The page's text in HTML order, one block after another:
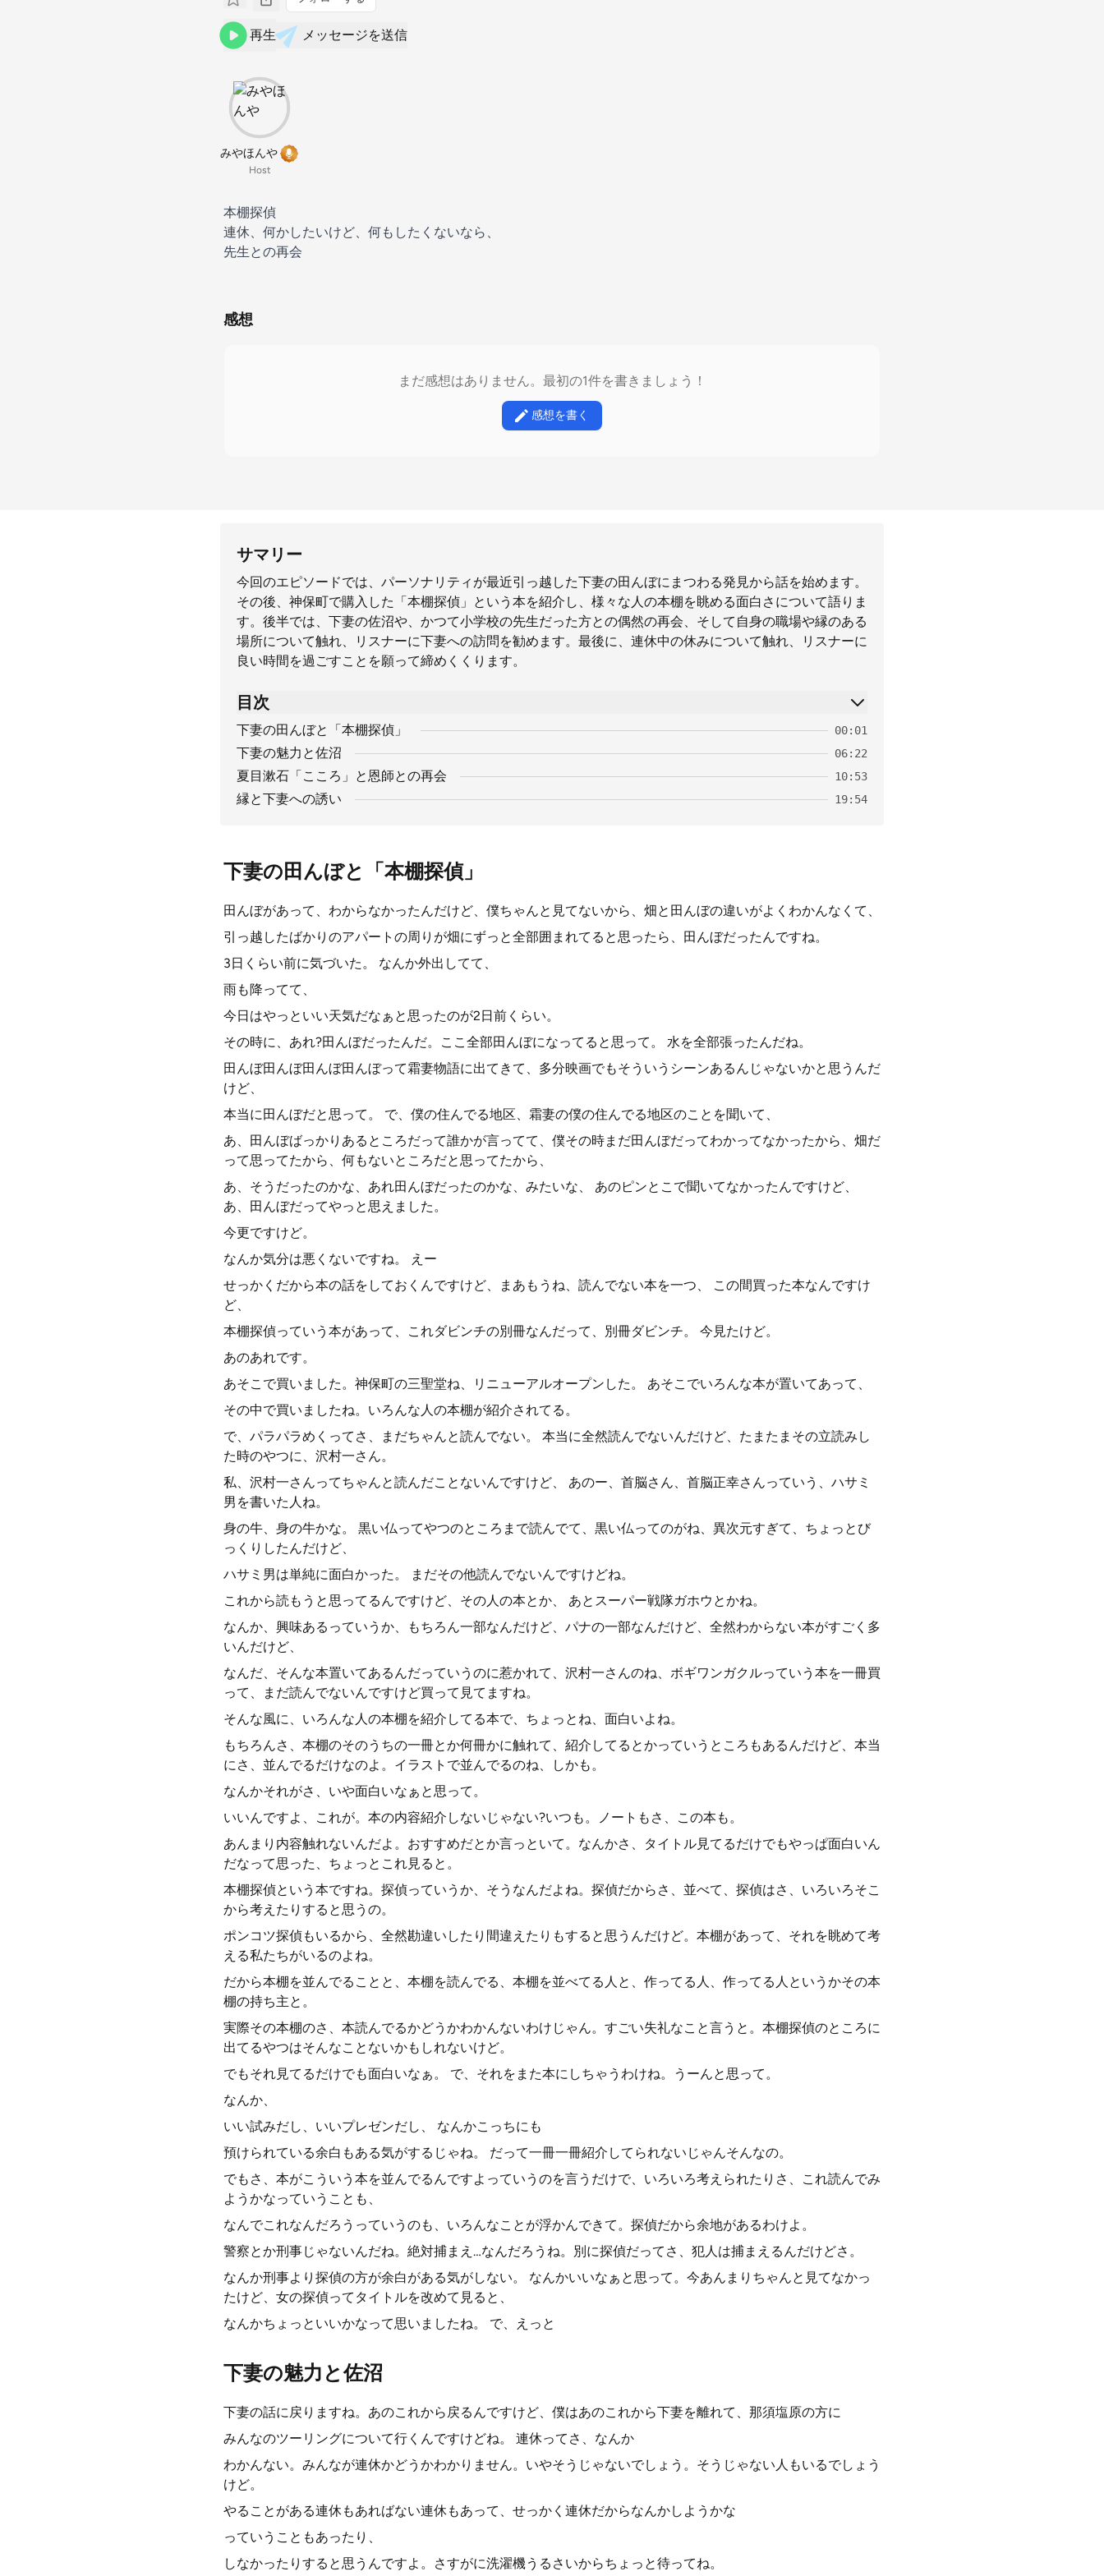
再生 メッセージを送信
みやほんや
Host
本棚探偵
連休、何かしたいけど、何もしたくないなら、
先生との再会
感想
まだ感想はありません。最初の1件を書きましょう！
感想を書く
サマリー
今回のエピソードでは、パーソナリティが最近引っ越した下妻の田んぼにまつわる発見から話を始めます。
その後、神保町で購入した「本棚探偵」という本を紹介し、様々な人の本棚を眺める面白さについて語りま
す。後半では、下妻の佐沼や、かつて小学校の先生だった方との偶然の再会、そして自身の職場や縁のある
場所について触れ、リスナーに下妻への訪問を勧めます。最後に、連休中の休みについて触れ、リスナーに
良い時間を過ごすことを願って締めくくります。
目次
下妻の田んぼと「本棚探偵」 00:01
下妻の魅力と佐沼 06:22
夏目漱石「こころ」と恩師との再会 10:53
縁と下妻への誘い 19:54
下妻の田んぼと「本棚探偵」
田んぼがあって、わからなかったんだけど、僕ちゃんと見てないから、畑と田んぼの違いがよくわかんなくて、
引っ越したばかりのアパートの周りが畑にずっと全部囲まれてると思ったら、田んぼだったんですね。
3日くらい前に気づいた。 なんか外出してて、
雨も降ってて、
今日はやっといい天気だなぁと思ったのが2日前くらい。
その時に、あれ?田んぼだったんだ。ここ全部田んぼになってると思って。 水を全部張ったんだね。
田んぼ田んぼ田んぼ田んぼって霜妻物語に出てきて、多分映画でもそういうシーンあるんじゃないかと思うんだ
けど、
本当に田んぼだと思って。 で、僕の住んでる地区、霜妻の僕の住んでる地区のことを聞いて、
あ、田んぼばっかりあるところだって誰かが言ってて、僕その時まだ田んぼだってわかってなかったから、畑だ
って思ってたから、何もないところだと思ってたから、
あ、そうだったのかな、あれ田んぼだったのかな、みたいな、 あのピンとこで聞いてなかったんですけど、
あ、田んぼだってやっと思えました。
今更ですけど。
なんか気分は悪くないですね。 えー
せっかくだから本の話をしておくんですけど、まあもうね、読んでない本を一つ、 この間買った本なんですけ
ど、
本棚探偵っていう本があって、これダビンチの別冊なんだって、別冊ダビンチ。 今見たけど。
あのあれです。
あそこで買いました。神保町の三聖堂ね、リニューアルオープンした。 あそこでいろんな本が置いてあって、
その中で買いましたね。いろんな人の本棚が紹介されてる。
で、パラパラめくってさ、まだちゃんと読んでない。 本当に全然読んでないんだけど、たまたまその立読みし
た時のやつに、沢村一さん。
私、沢村一さんってちゃんと読んだことないんですけど、 あのー、首脳さん、首脳正幸さんっていう、ハサミ
男を書いた人ね。
身の牛、身の牛かな。 黒い仏ってやつのところまで読んでて、黒い仏ってのがね、異次元すぎて、ちょっとび
っくりしたんだけど、
ハサミ男は単純に面白かった。 まだその他読んでないんですけどね。
これから読もうと思ってるんですけど、その人の本とか、 あとスーパー戦隊ガホウとかね。
なんか、興味あるっていうか、もちろん一部なんだけど、パナの一部なんだけど、全然わからない本がすごく多
いんだけど、
なんだ、そんな本置いてあるんだっていうのに惹かれて、沢村一さんのね、ボギワンガクルっていう本を一冊買
って、まだ読んでないんですけど買って見てますね。
そんな風に、いろんな人の本棚を紹介してる本で、ちょっとね、面白いよね。
もちろんさ、本棚のそのうちの一冊とか何冊かに触れて、紹介してるとかっていうところもあるんだけど、本当
にさ、並んでるだけなのよ。イラストで並んでるのね、しかも。
なんかそれがさ、いや面白いなぁと思って。
いいんですよ、これが。本の内容紹介しないじゃない?いつも。ノートもさ、この本も。
あんまり内容触れないんだよ。おすすめだとか言っといて。なんかさ、タイトル見てるだけでもやっぱ面白いん
だなって思った、ちょっとこれ見ると。
本棚探偵という本ですね。探偵っていうか、そうなんだよね。探偵だからさ、並べて、探偵はさ、いろいろそこ
から考えたりすると思うの。
ポンコツ探偵もいるから、全然勘違いしたり間違えたりもすると思うんだけど。本棚があって、それを眺めて考
える私たちがいるのよね。
だから本棚を並んでることと、本棚を読んでる、本棚を並べてる人と、作ってる人、作ってる人というかその本
棚の持ち主と。
実際その本棚のさ、本読んでるかどうかわかんないわけじゃん。すごい失礼なこと言うと。本棚探偵のところに
出てるやつはそんなことないかもしれないけど。
でもそれ見てるだけでも面白いなぁ。 で、それをまた本にしちゃうわけね。うーんと思って。
なんか、
いい試みだし、いいプレゼンだし、 なんかこっちにも
預けられている余白もある気がするじゃね。 だって一冊一冊紹介してられないじゃんそんなの。
でもさ、本がこういう本を並んでるんですよっていうのを言うだけで、いろいろ考えられたりさ、これ読んでみ
ようかなっていうことも、
なんでこれなんだろうっていうのも、いろんなことが浮かんできて。探偵だから余地があるわけよ。
警察とか刑事じゃないんだね。絶対捕まえ…なんだろうね。別に探偵だってさ、犯人は捕まえるんだけどさ。
なんか刑事より探偵の方が余白がある気がしない。 なんかいいなぁと思って。今あんまりちゃんと見てなかっ
たけど、女の探偵ってタイトルを改めて見ると、
なんかちょっといいかなって思いましたね。 で、えっと
下妻の魅力と佐沼
下妻の話に戻りますね。あのこれから戻るんですけど、僕はあのこれから下妻を離れて、那須塩原の方に
みんなのツーリングについて行くんですけどね。 連休ってさ、なんか
わかんない。みんなが連休かどうかわかりません。いやそうじゃないでしょう。そうじゃない人もいるでしょう
けど。
やることがある連休もあればない連休もあって、せっかく連休だからなんかしようかな
っていうこともあったり、
しなかったりすると思うんですよ。さすがに洗濯機うるさいからちょっと待ってね。